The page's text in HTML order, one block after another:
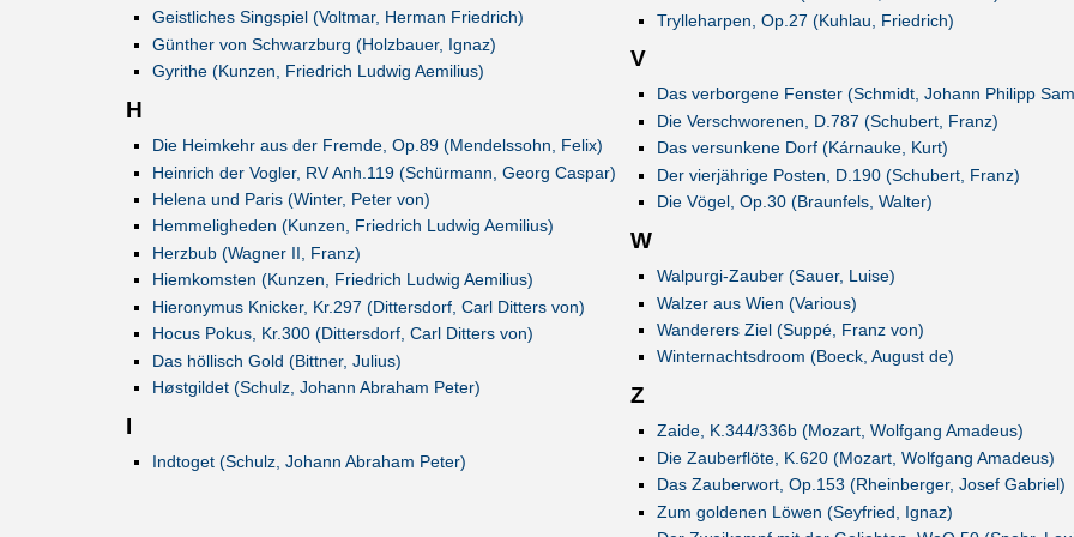
Geistliches Singspiel (Voltmar, Herman Friedrich)
Günther von Schwarzburg (Holzbauer, Ignaz)
Gyrithe (Kunzen, Friedrich Ludwig Aemilius)
H
Die Heimkehr aus der Fremde, Op.89 (Mendelssohn, Felix)
Heinrich der Vogler, RV Anh.119 (Schürmann, Georg Caspar)
Helena und Paris (Winter, Peter von)
Hemmeligheden (Kunzen, Friedrich Ludwig Aemilius)
Herzbub (Wagner II, Franz)
Hiemkomsten (Kunzen, Friedrich Ludwig Aemilius)
Hieronymus Knicker, Kr.297 (Dittersdorf, Carl Ditters von)
Hocus Pokus, Kr.300 (Dittersdorf, Carl Ditters von)
Das höllisch Gold (Bittner, Julius)
Høstgildet (Schulz, Johann Abraham Peter)
I
Indtoget (Schulz, Johann Abraham Peter)
Trylleharpen, Op.27 (Kuhlau, Friedrich)
V
Das verborgene Fenster (Schmidt, Johann Philipp
Die Verschworenen, D.787 (Schubert, Franz)
Das versunkene Dorf (Kárnauke, Kurt)
Der vierjährige Posten, D.190 (Schubert, Franz)
Die Vögel, Op.30 (Braunfels, Walter)
W
Walpurgi-Zauber (Sauer, Luise)
Walzer aus Wien (Various)
Wanderers Ziel (Suppé, Franz von)
Winternachtsdroom (Boeck, August de)
Z
Zaide, K.344/336b (Mozart, Wolfgang Amadeus)
Die Zauberflöte, K.620 (Mozart, Wolfgang Amadeus)
Das Zauberwort, Op.153 (Rheinberger, Josef Gabriel)
Zum goldenen Löwen (Seyfried, Ignaz)